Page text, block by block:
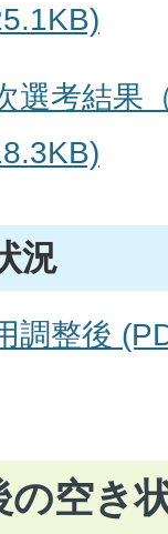
選考結果
況
調整後
の空き